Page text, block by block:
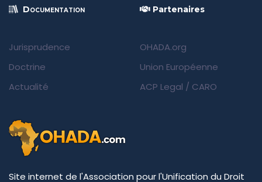
Documentation
Jurisprudence
Doctrine
Actualité
Partenaires
OHADA.org
Union Européenne
ACP Legal / CARO
Site internet de l'Association pour l'Unification du Droit